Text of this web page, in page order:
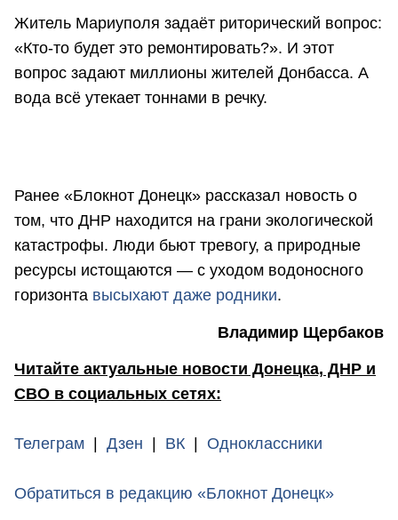
Житель Мариуполя задаёт риторический вопрос:
«Кто-то будет это ремонтировать?». И этот
вопрос задают миллионы жителей Донбасса. А
вода всё утекает тоннами в речку.
Ранее «Блокнот Донецк» рассказал новость о
том, что ДНР находится на грани экологической
катастрофы. Люди бьют тревогу, а природные
ресурсы истощаются — с уходом водоносного
горизонта высыхают даже родники.
Владимир Щербаков
Читайте актуальные новости Донецка, ДНР и
СВО в социальных сетях:
Телеграм | Дзен | ВК | Одноклассники
Обратиться в редакцию «Блокнот Донецк»